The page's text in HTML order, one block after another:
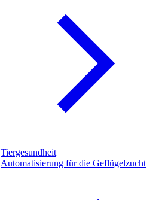
Tiergesundheit
Automatisierung für die Geflügelzucht